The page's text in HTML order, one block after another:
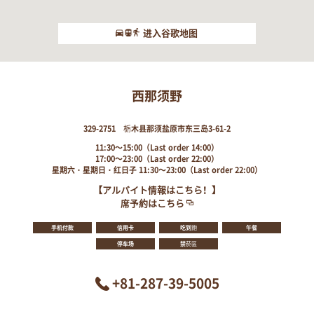
进入谷歌地图
西那须野
329-2751 栃木县那须盐原市东三岛3-61-2
11:30～15:00（Last order 14:00）
17:00～23:00（Last order 22:00）
星期六・星期日・红日子 11:30～23:00（Last order 22:00）
【アルバイト情報はこちら！】
席予約はこちら
手机付款 信用卡 吃到飽 午餐
停车场 禁菸區
+81-287-39-5005